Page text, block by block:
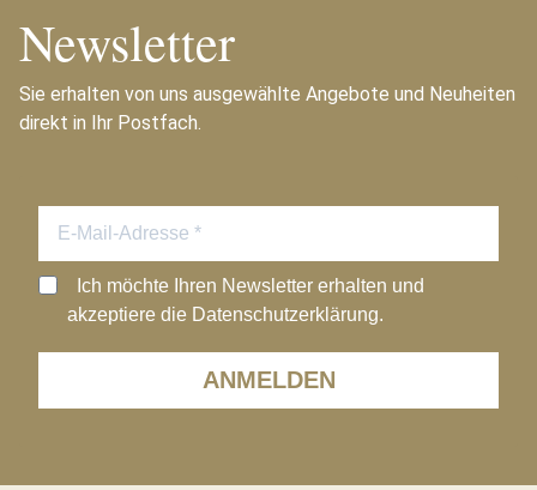
Newsletter
Sie erhalten von uns ausgewählte Angebote und Neuheiten
direkt in Ihr Postfach.
ANMELDEN
Ich möchte Ihren Newsletter erhalten und
akzeptiere die Datenschutzerklärung.